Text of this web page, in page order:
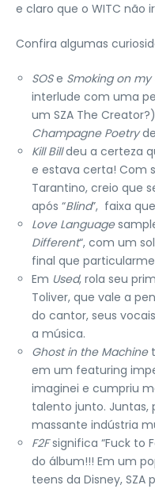
e claro que o WITC não
Confira algumas
SOSe Smoking on
interlude com uma
um SZA The
Champagne Poetry
Kill Billdeu a certeza
e estava certa! Com
Tarantino, creio que
após “Blind”, faixa
Love Language
Different“, com um
final que
Em Used, rola seu
Toliver, que vale a
do cantor, seus
a música.
Ghost in the Machine
em um featuring
imaginei e cumpriu
talento junto. Juntas,
massante indústria
F2Fsignifica “Fuck to
do álbum!!! Em um
teens da Disney, SZA